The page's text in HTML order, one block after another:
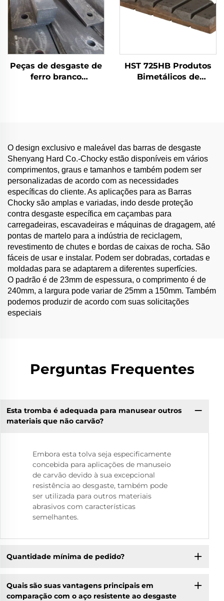
Peças de desgaste de
ferro branco
HST 725HB Produtos
Bimetálicos de
O design exclusivo e maleável das barras de desgaste
Shenyang Hard Co.-Chocky estão disponíveis em vários
comprimentos, graus e tamanhos e também podem ser
personalizadas de acordo com as necessidades
específicas do cliente. As aplicações para as Barras
Chocky são amplas e variadas, indo desde proteção
contra desgaste específica em caçambas para
carregadeiras, escavadeiras e máquinas de dragagem, até
pontas de martelo para a indústria de reciclagem,
revestimento de chutes e bordas de caixas de rocha. São
fáceis de usar e instalar. Podem ser dobradas, cortadas e
moldadas para se adaptarem a diferentes superfícies.
O padrão é de 23mm de espessura, o comprimento é de
240mm, a largura pode variar de 25mm a 150mm. Também
podemos produzir de acordo com suas solicitações
especiais
Perguntas Frequentes
Esta tromba é adequada para manusear outros
materiais que não carvão?
Embora esta tolva seja especificamente
concebida para aplicações de manuseio
de carvão devido à sua excepcional
resistência ao desgaste, também pode
ser utilizada para outros materiais
abrasivos com características
semelhantes.
Quantidade mínima de pedido?
Quais são suas vantagens principais em
comparação com o aço resistente ao desgaste